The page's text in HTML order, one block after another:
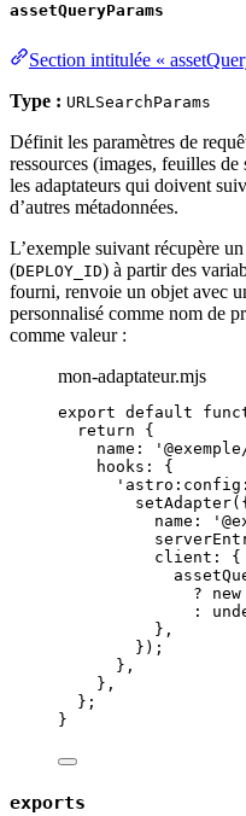
assetQueryParams
Section intitulée «
Type : URLSearchParams
Définit les paramètres de
ressources (images, feuilles
les adaptateurs qui doivent
d’autres métadonnées.
L’exemple suivant récupère
(DEPLOY_ID) à partir des
fourni, renvoie un objet avec
personnalisé comme nom de
comme valeur :
mon-adaptateur.mjs
export default
return {
name:
'
hooks: {
'
setAdapter
name:
'
client: {
?
new
:
} ,
});
} ,
} ,
};
}
exports